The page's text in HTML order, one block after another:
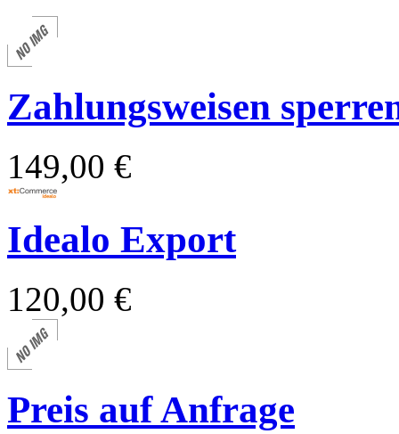
Zahlungsweisen
149,00 €
Idealo Export
120,00 €
Preis auf Anfrage